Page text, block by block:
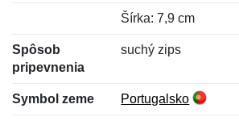
Šírka: 7,9 cm
Spôsob
pripevnenia
suchý zips
Symbol zeme Portugalsko